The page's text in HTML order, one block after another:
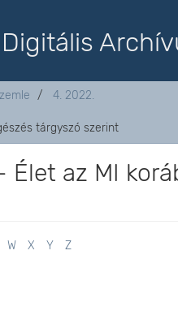
4. 2022.
tárgyszó szerint
Élet az MI
W X Y Z